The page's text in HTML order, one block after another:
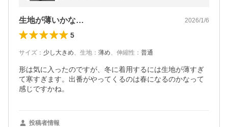
生地が薄いかな… 2026/1/6
5
サイズ ： 少し大きめ、 生地 ： 薄め、 伸縮性 ： 普通
形は気に入ったのですが、冬に着用するには生地が薄すぎ
て寒すぎます。出番がやってくるのは春になるのかなって
感じですかね。
投稿者情報